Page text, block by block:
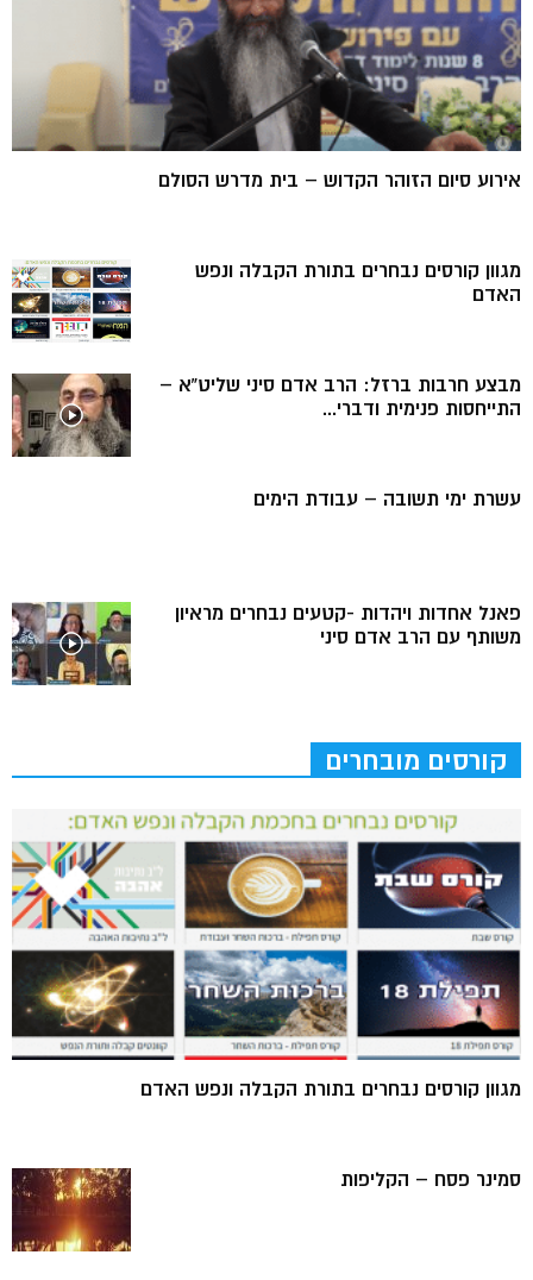
אירוע סיום הזוהר הקדוש – בית מדרש הסולם
מגוון קורסים נבחרים בתורת הקבלה ונפש
האדם
מבצע חרבות ברזל: הרב אדם סיני שליט”א –
התייחסות פנימית ודברי...
עשרת ימי תשובה – עבודת הימים
פאנל אחדות ויהדות -קטעים נבחרים מראיון
משותף עם הרב אדם סיני
קורסים מובחרים
מגוון קורסים נבחרים בתורת הקבלה ונפש האדם
סמינר פסח – הקליפות